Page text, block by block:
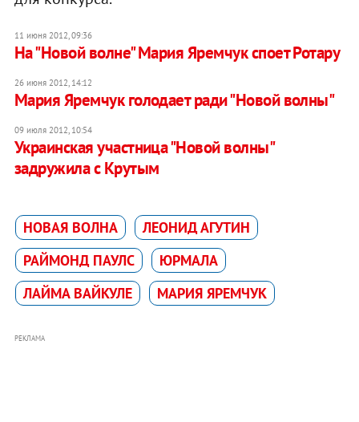
11 июня 2012, 09:36
На "Новой волне" Мария Яремчук споет Ротару
26 июня 2012, 14:12
Мария Яремчук голодает ради "Новой волны"
09 июля 2012, 10:54
Украинская участница "Новой волны"
задружила с Крутым
НОВАЯ ВОЛНА
ЛЕОНИД АГУТИН
РАЙМОНД ПАУЛС
ЮРМАЛА
ЛАЙМА ВАЙКУЛЕ
МАРИЯ ЯРЕМЧУК
РЕКЛАМА